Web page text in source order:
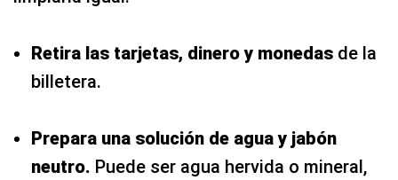
Retira las tarjetas, dinero y monedas de la
billetera.
Prepara una solución de agua y jabón
neutro. Puede ser agua hervida o mineral,